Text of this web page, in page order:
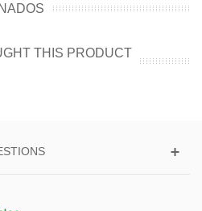
THIS PRODUCT